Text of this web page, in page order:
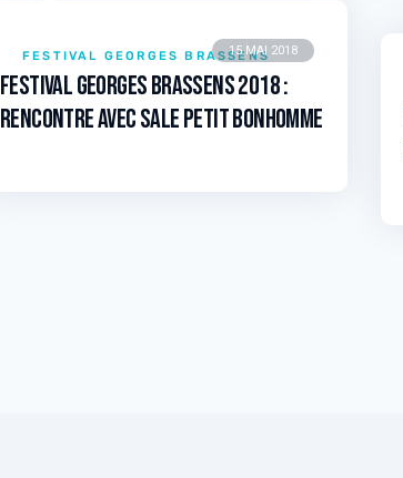
15 MAI 2018
FESTIVAL GEORGES BRASSENS
Festival Georges Brassens 2018 :
RENCONTRE avec SALE PETIT BONHOMME